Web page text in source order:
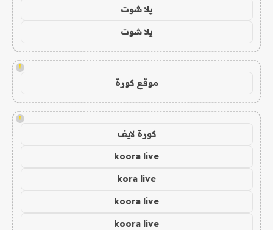
يلا شوت
يلا شوت
!
موقع كورة
!
كورة لايف
koora live
kora live
koora live
koora live